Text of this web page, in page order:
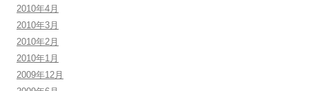
2010年4月
2010年3月
2010年2月
2010年1月
2009年12月